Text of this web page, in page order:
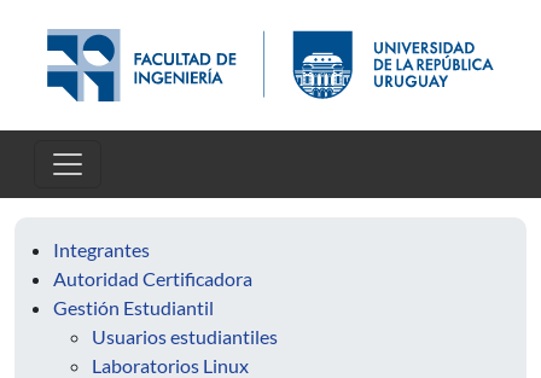
Integrantes
Autoridad Certificadora
Gestión Estudiantil
Usuarios estudiantiles
Laboratorios Linux